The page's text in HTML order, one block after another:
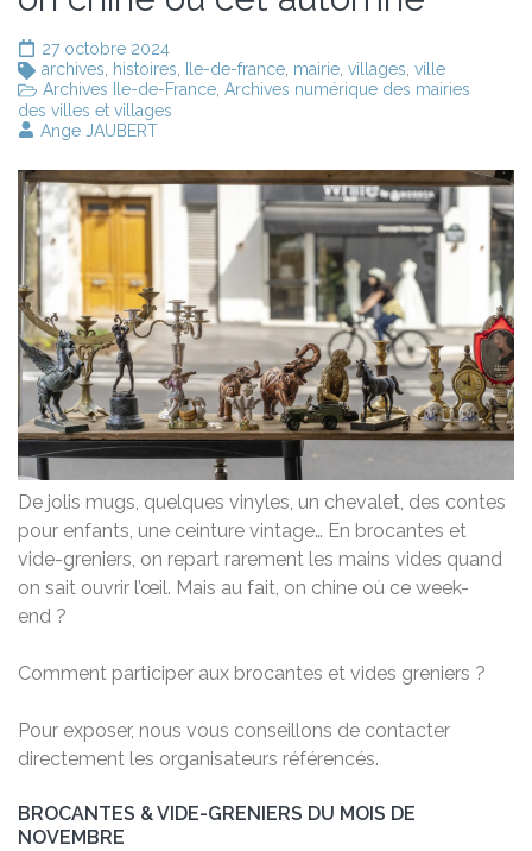
27 octobre 2024
archives
histoires Ile-de-france mairie villages ville
Archives Ile-de-France Archives numérique des mairies
des villes et villages
Ange JAUBERT
De jolis mugs, quelques vinyles, un chevalet, des contes
pour enfants, une ceinture vintage… En brocantes et
vide-greniers, on repart rarement les mains vides quand
on sait ouvrir l’œil. Mais au fait, on chine où ce week-
end ?
Comment participer aux brocantes et vides greniers ?
Pour exposer, nous vous conseillons de contacter
directement les organisateurs référencés.
BROCANTES & VIDE-GRENIERS DU MOIS DE
NOVEMBRE